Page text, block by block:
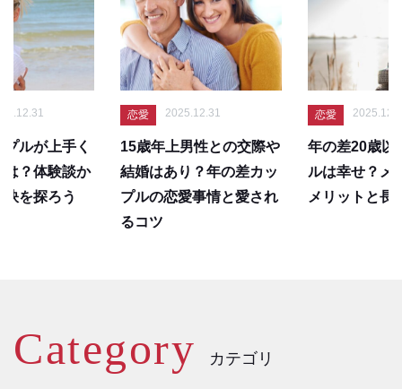
2025.12.31
年上男性との交際や
あり？年の差カッ
恋愛事情と愛され
恋愛 2025.12.31
年の差20歳以上のカップ
ルは幸せ？メリット・デ
メリットと長続きのコツ
出会い
年の差
付き合
ら円満
Category